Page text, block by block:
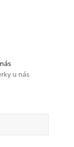
u nás